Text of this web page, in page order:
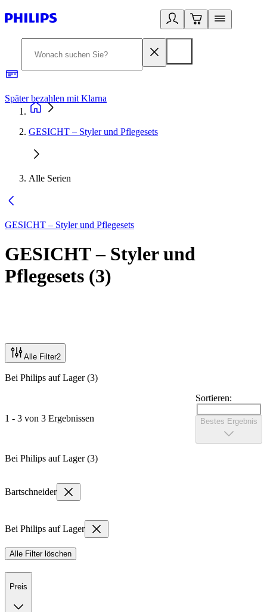
Später bezahlen mit Klarna
GESICHT – Styler und Pflegesets
Alle Serien
GESICHT – Styler und Pflegesets
GESICHT – Styler und
Pflegesets (3)
Alle Filter2
Bei Philips auf Lager (3)
1 - 3 von 3 Ergebnissen
Sortieren:
Bestes Ergebnis
Bei Philips auf Lager (3)
Bartschneider
Bei Philips auf Lager
Alle Filter löschen
Preis